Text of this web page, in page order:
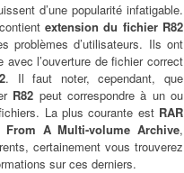
d’une popularité infatigable.
extension du fichier R82
problèmes d’utilisateurs. Ils ont
avec l’ouverture de fichier correct
. Il faut noter, cependant, que
R82 peut correspondre à un ou
La plus courante est RAR
From A Multi-volume Archive,
certainement vous trouverez
sur ces derniers.